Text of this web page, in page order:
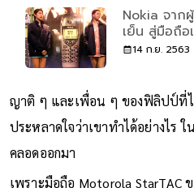
Nokia จาก
เย็น สู่มือถือ
14 ก.ย. 2563
ญาติ ๆ และเพื่อน ๆ ของฟิลิปป์ที่
ประหลาดใจว่าเขาทำได้อย่างไร
คลอดออกมา
เพราะมือถือ Motorola StarTAC